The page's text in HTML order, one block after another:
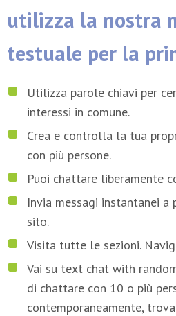
utilizza la nostra
testuale per la
Utilizza parole chiavi per
interessi in comune.
Crea e controlla la tua
con più persone.
Puoi chattare liberamente
Invia messagi instantanei a
sito.
Visita tutte le sezioni.
Vai su text chat with
di chattare con 10 o più
contemporaneamente,